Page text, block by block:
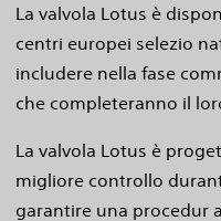
La valvola Lotus è
centri europei selezio
includere nella fase
che completeranno il
La valvola Lotus è
migliore controllo
garantire una procedur